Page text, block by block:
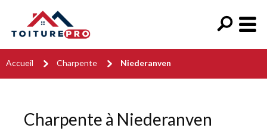
Accueil Charpente Niederanven
Charpente à Niederanven